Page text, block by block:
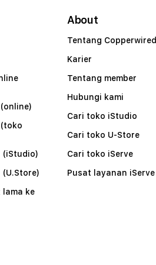
lama ke
About
Tentang Copperwired
Karier
Tentang member
Hubungi kami
Cari toko iStudio
Cari toko U-Store
Cari toko iServe
Pusat layanan iServe